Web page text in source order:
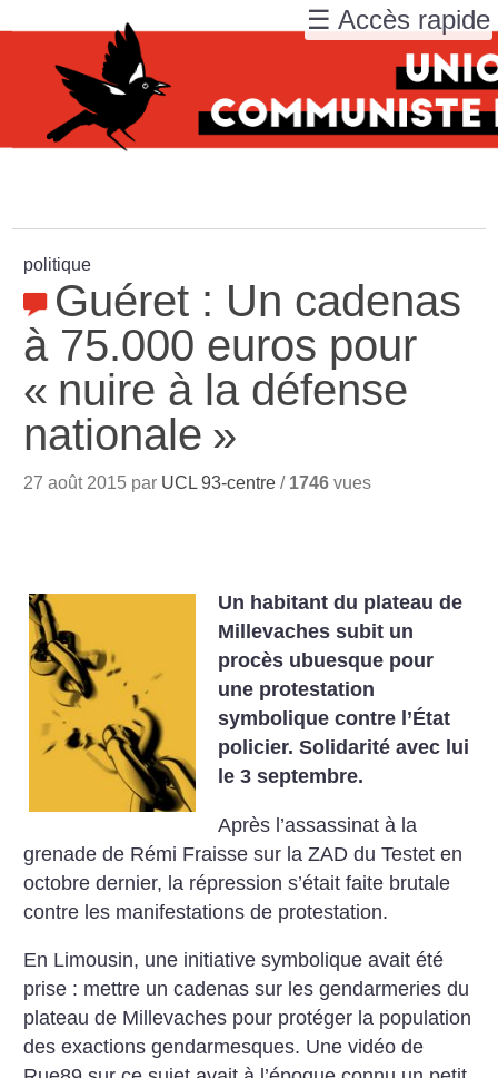
politique
Guéret : Un cadenas
à 75.000 euros pour
« nuire à la défense
nationale »
27 août 2015 par UCL 93-centre / 1746 vues
Un habitant du plateau de
Millevaches subit un
procès ubuesque pour
une protestation
symbolique contre l’État
policier. Solidarité avec lui
le 3 septembre.
Après l’assassinat à la
grenade de Rémi Fraisse sur la ZAD du Testet en
octobre dernier, la répression s’était faite brutale
contre les manifestations de protestation.
En Limousin, une initiative symbolique avait été
prise : mettre un cadenas sur les gendarmeries du
plateau de Millevaches pour protéger la population
des exactions gendarmesques. Une vidéo de
☰ Accès rapide